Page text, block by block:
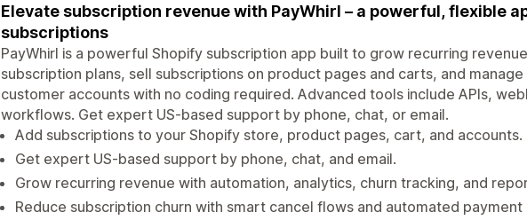
Elevate subscription revenue with PayWhirl – a powerful, flexible
subscriptions
PayWhirl is a powerful Shopify subscription app built to grow recurring
subscription plans, sell subscriptions on product pages and carts, and manage
customer accounts with no coding required. Advanced tools include APIs,
workflows. Get expert US-based support by phone, chat, or email.
Add subscriptions to your Shopify store, product pages, cart, and accounts.
Get expert US-based support by phone, chat, and email.
Grow recurring revenue with automation, analytics, churn tracking, and
Reduce subscription churn with smart cancel flows and automated payment